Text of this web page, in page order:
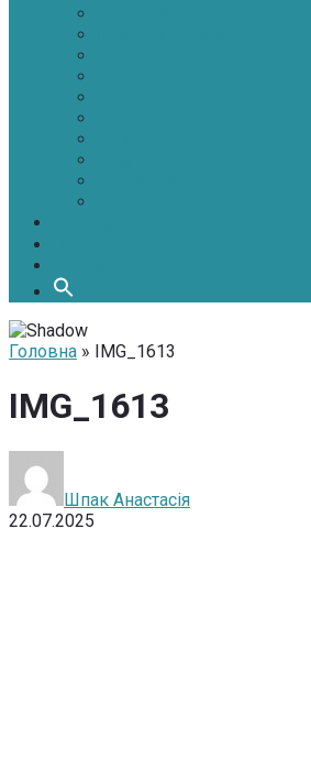
Головна » IMG_1613
IMG_1613
Шпак Анастасія
22.07.2025